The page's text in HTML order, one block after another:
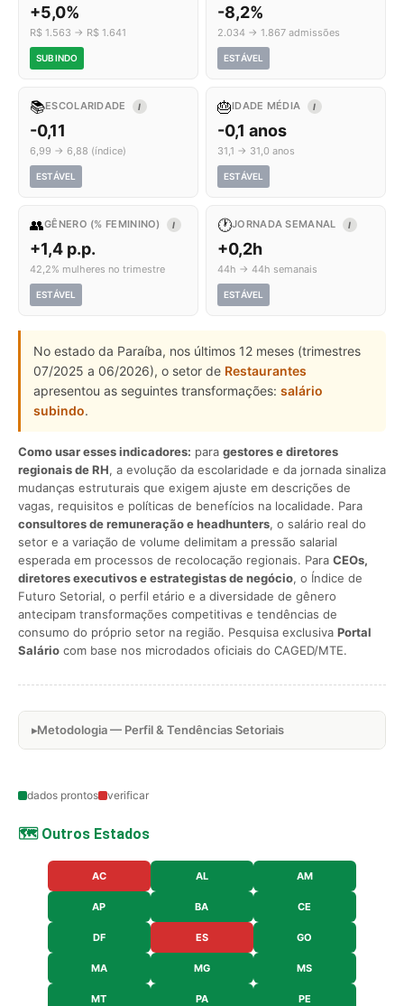
+5,0%
R$ 1.563 → R$ 1.641
SUBINDO
-8,2%
2.034 → 1.867 admissões
ESTÁVEL
📚ESCOLARIDADE I
-0,11
6,99 → 6,88 (índice)
ESTÁVEL
🎂IDADE MÉDIA I
-0,1 anos
31,1 → 31,0 anos
ESTÁVEL
👥GÊNERO (% FEMININO) I
+1,4 p.p.
42,2% mulheres no trimestre
ESTÁVEL
🕐JORNADA SEMANAL I
+0,2h
44h → 44h semanais
ESTÁVEL
No estado da Paraíba, nos últimos 12 meses (trimestres
07/2025 a 06/2026), o setor de Restaurantes
apresentou as seguintes transformações: salário
subindo.
Como usar esses indicadores: para gestores e diretores
regionais de RH, a evolução da escolaridade e da jornada sinaliza
mudanças estruturais que exigem ajuste em descrições de
vagas, requisitos e políticas de benefícios na localidade. Para
consultores de remuneração e headhunters, o salário real do
setor e a variação de volume delimitam a pressão salarial
esperada em processos de recolocação regionais. Para CEOs,
diretores executivos e estrategistas de negócio, o Índice de
Futuro Setorial, o perfil etário e a diversidade de gênero
antecipam transformações competitivas e tendências de
consumo do próprio setor na região. Pesquisa exclusiva Portal
Salário com base nos microdados oficiais do CAGED/MTE.
Metodologia — Perfil & Tendências Setoriais
dados prontos verificar
🗺️ Outros Estados
AC AL AM
AP BA CE
DF ES GO
MA MG MS
MT PA PE